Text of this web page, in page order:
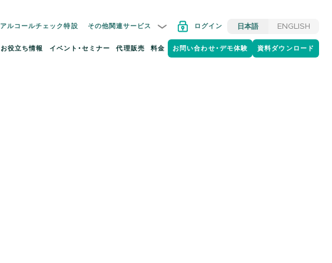
アルコールチェック特設 その他関連サービス ログイン 日本語 ENGLISH
お役立ち情報 イベント・セミナー 代理販売 料金 お問い合わせ・デモ体験 資料ダウンロード